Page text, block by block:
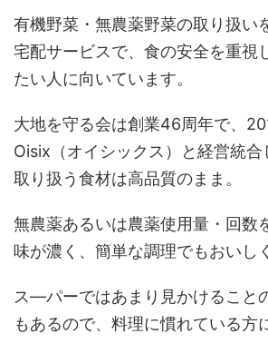
有機野菜・無農薬野菜の取り扱い
宅配サービスで、食の安全を重視
たい人に向いています。
大地を守る会は創業46周年で、
Oisix（オイシックス）と経営統合
取り扱う食材は高品質のまま。
無農薬あるいは農薬使用量・回数
味が濃く、簡単な調理でもおいし
ス―パーではあまり見かけること
もあるので、料理に慣れている方